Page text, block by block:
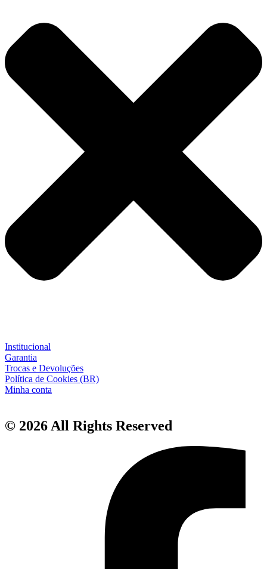
Institucional
Garantia
Trocas e Devoluções
Política de Cookies (BR)
Minha conta
© 2026 All Rights Reserved